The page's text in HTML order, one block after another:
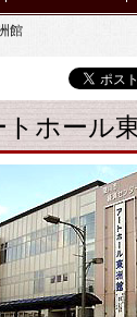
館
トホール